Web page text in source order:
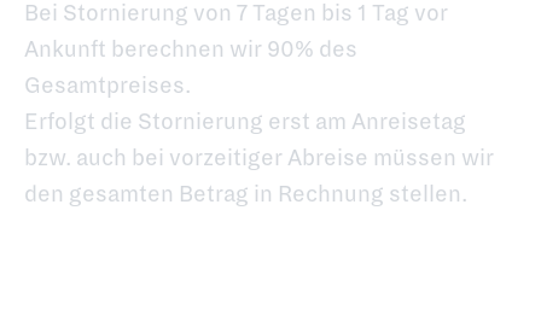
Bei Stornierung von 7 Tagen bis 1 Tag vor
Ankunft berechnen wir 90% des
Gesamtpreises.
Erfolgt die Stornierung erst am Anreisetag
bzw. auch bei vorzeitiger Abreise müssen wir
den gesamten Betrag in Rechnung stellen.